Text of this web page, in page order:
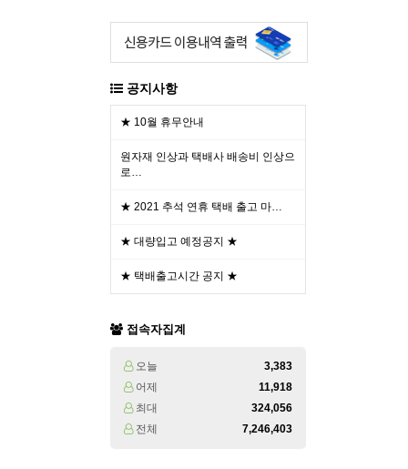
공지사항
★ 10월 휴무안내
원자재 인상과 택배사 배송비 인상으
로…
★ 2021 추석 연휴 택배 출고 마…
★ 대량입고 예정공지 ★
★ 택배출고시간 공지 ★
접속자집계
오늘
3,383
어제
11,918
최대
324,056
전체
7,246,403